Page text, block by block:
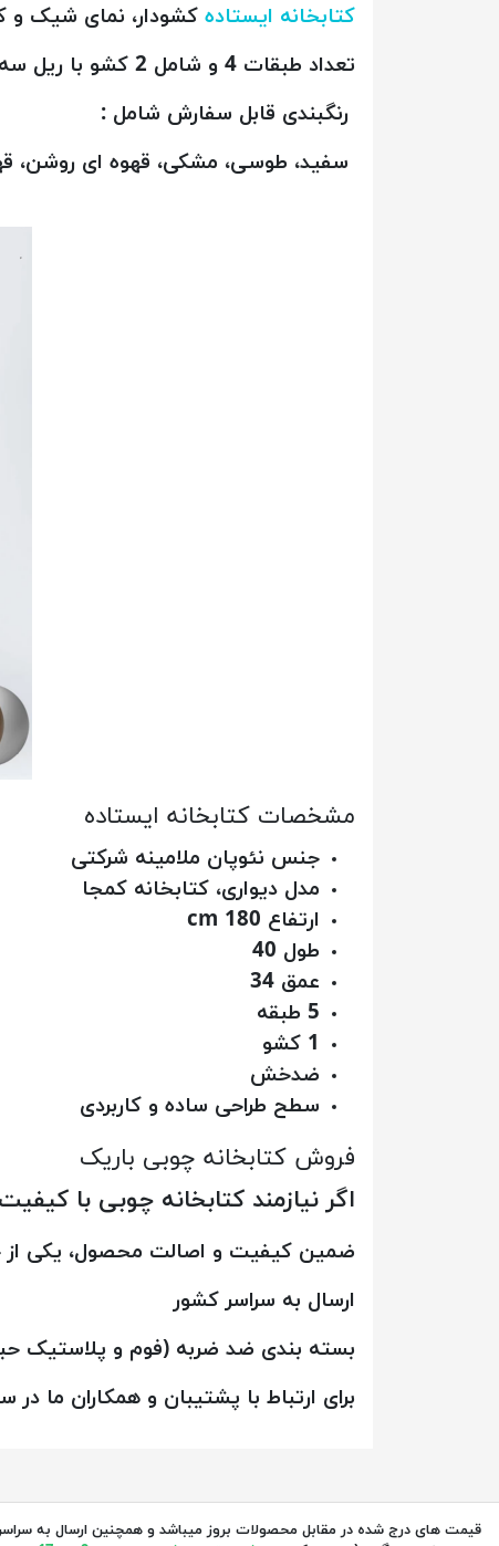
کتابخانه ایستاده کشودار، نمای شیک و کاربردی به ارتفاع 180 سانتی متر و عمق 37
تعداد طبقات 4 و شامل 2 کشو با ریل سه تیکه با کیفیت تولید می شود.
رنگبندی قابل سفارش شامل :
سفید، طوسی، مشکی، قهوه ای روشن،
مشخصات کتابخانه ایستاده
جنس نئوپان ملامینه شرکتی
مدل دیواری، کتابخانه کمجا
ارتفاع 180 cm
طول 40
عمق 34
5 طبقه
1 کشو
ضدخش
سطح طراحی ساده و کاربردی
فروش کتابخانه چوبی باریک
اگر نیازمند کتابخانه چوبی با
ضمین کیفیت و اصالت محصول، یکی از
ارسال به سراسر کشور
بسته بندی ضد ضربه (فوم و پلاستیک
برای ارتباط با پشتیبان و همکاران ما
قیمت های درج شده در مقابل محصولات بروز میباشد و همچنین ارسال به